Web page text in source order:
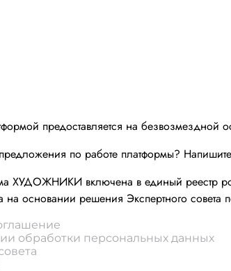
предоставляется на безвозмездной
по работе платформы?
ХУДОЖНИКИ включена в единый реестр
на основании решения Экспертного
обработки персональных данных